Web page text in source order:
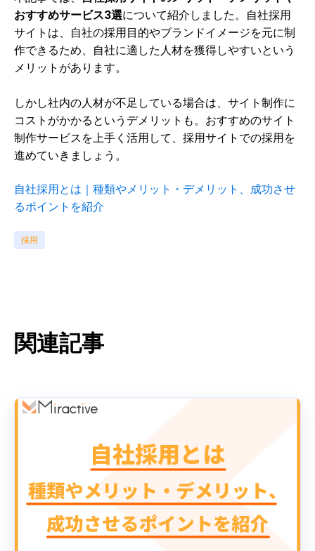
おすすめサービス3選について紹介しました。自社採用
サイトは、自社の採用目的やブランドイメージを元に制
作できるため、自社に適した人材を獲得しやすいという
メリットがあります。
しかし社内の人材が不足している場合は、サイト制作に
コストがかかるというデメリットも。おすすめのサイト
制作サービスを上手く活用して、採用サイトでの採用を
進めていきましょう。
自社採用とは｜種類やメリット・デメリット、成功させ
るポイントを紹介
採用
関連記事